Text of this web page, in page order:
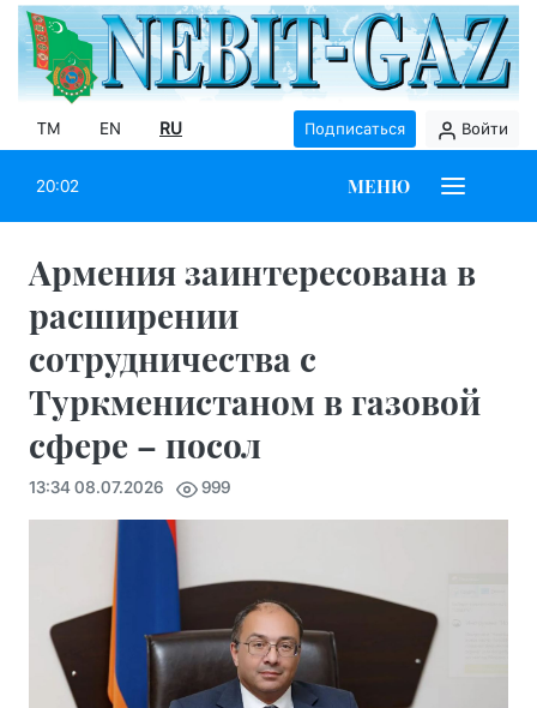
TM EN RU Подписаться Войти
20:02 МЕНЮ
Армения заинтересована в
расширении
сотрудничества с
Туркменистаном в газовой
сфере – посол
13:34 08.07.2026 999